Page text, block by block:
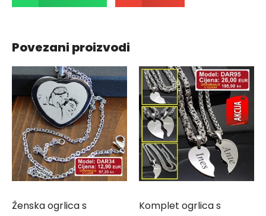
Povezani proizvodi
Ženska ogrlica s
Komplet ogrlica s